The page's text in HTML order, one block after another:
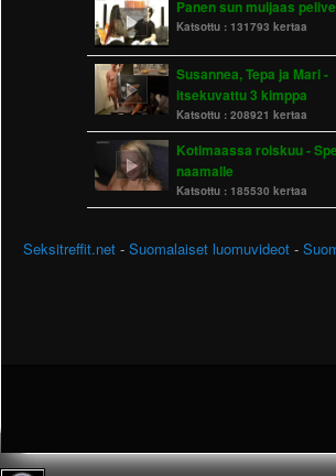
Panen sun muijaas
Katsottu : 131793 kertaa
Susannea, Tepa ja Mari -
itsekuvattu 3 kimppa
Katsottu : 208921 kertaa
Kotimaassa roiskuu -
naamalle
Katsottu : 185530 kertaa
Seksitreffit.net -Suomalaiset luomuvideot -